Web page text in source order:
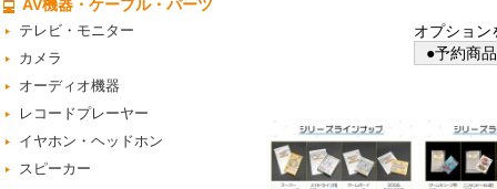
AV機器・ケーブル・パーツ
テレビ・モニター
カメラ
オーディオ機器
レコードプレーヤー
イヤホン・ヘッドホン
スピーカー
オプション
●予約商